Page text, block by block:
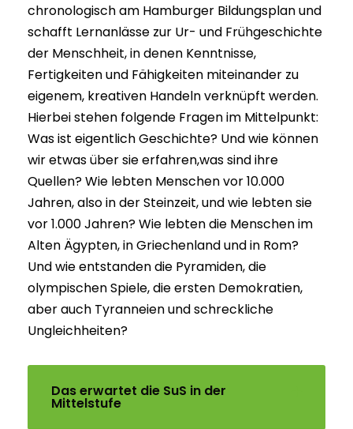
chronologisch am Hamburger Bildungsplan und
schafft Lernanlässe zur Ur- und Frühgeschichte
der Menschheit, in denen Kenntnisse,
Fertigkeiten und Fähigkeiten miteinander zu
eigenem, kreativen Handeln verknüpft werden.
Hierbei stehen folgende Fragen im Mittelpunkt:
Was ist eigentlich Geschichte? Und wie können
wir etwas über sie erfahren,was sind ihre
Quellen? Wie lebten Menschen vor 10.000
Jahren, also in der Steinzeit, und wie lebten sie
vor 1.000 Jahren? Wie lebten die Menschen im
Alten Ägypten, in Griechenland und in Rom?
Und wie entstanden die Pyramiden, die
olympischen Spiele, die ersten Demokratien,
aber auch Tyranneien und schreckliche
Ungleichheiten?
Das erwartet die SuS in der
Mittelstufe